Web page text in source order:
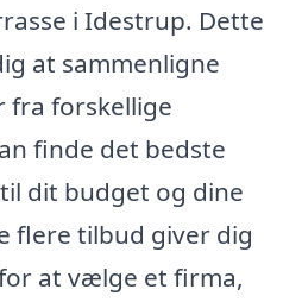
i Idestrup. Dette
at sammenligne
fra forskellige
finde det bedste
dit budget og dine
flere tilbud giver dig
at vælge et firma,